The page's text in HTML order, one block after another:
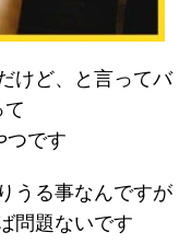
けど、と言ってバ
つです
うる事なんですが
問題ないです